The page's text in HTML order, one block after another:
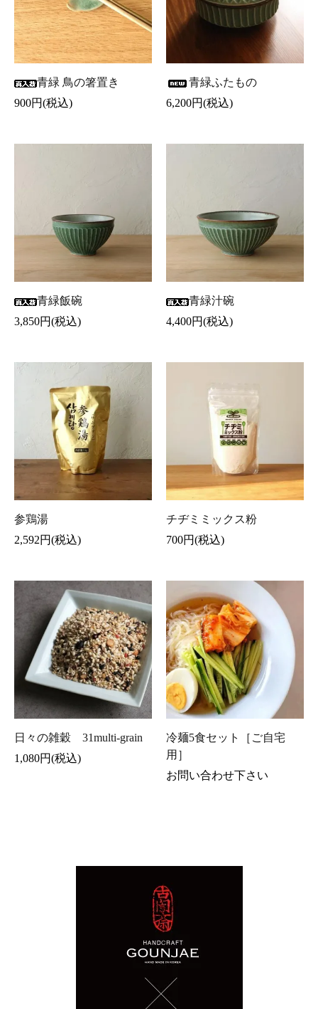
青緑 鳥の箸置き
900円(税込)
青緑ふたもの
6,200円(税込)
青緑飯碗
3,850円(税込)
青緑汁碗
4,400円(税込)
参鶏湯
2,592円(税込)
チヂミミックス粉
700円(税込)
日々の雑穀 31multi-grain
1,080円(税込)
冷麺5食セット［ご自宅
用］
お問い合わせ下さい